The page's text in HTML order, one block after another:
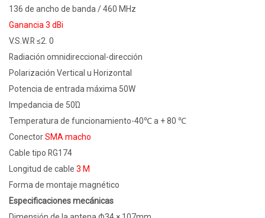
136 de ancho de banda / 460 MHz
Ganancia 3 dBi
V.S.W.R ≤2. 0
Radiación omnidireccional-dirección
Polarización Vertical u Horizontal
Potencia de entrada máxima 50W
Impedancia de 50Ώ
Temperatura de funcionamiento-40℃ a + 80 ℃
ConectorSMA macho
Cable tipo RG174
Longitud de cable 3 M
Forma de montaje magnético
Especificaciones mecánicas